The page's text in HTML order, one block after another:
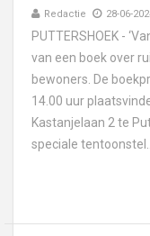
Redactie 28-06-
PUTTERSHOEK -
van een boek over
bewoners. De
14.00 uur
Kastanjelaan 2 te
speciale tentoonstel....